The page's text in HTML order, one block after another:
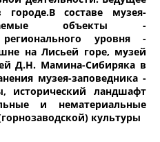
составе музея-
объекты -
регионального уровня -
на Лисьей горе, музей
Д.Н. Мамина-Сибиряка в
музея-заповедника -
исторический ландшафт
и нематериальные
культуры